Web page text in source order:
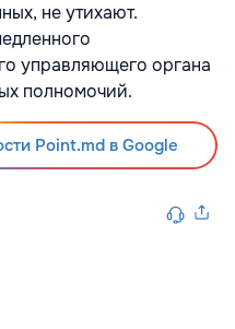
не утихают.
управляющего органа
полномочий.
Point.md в Google